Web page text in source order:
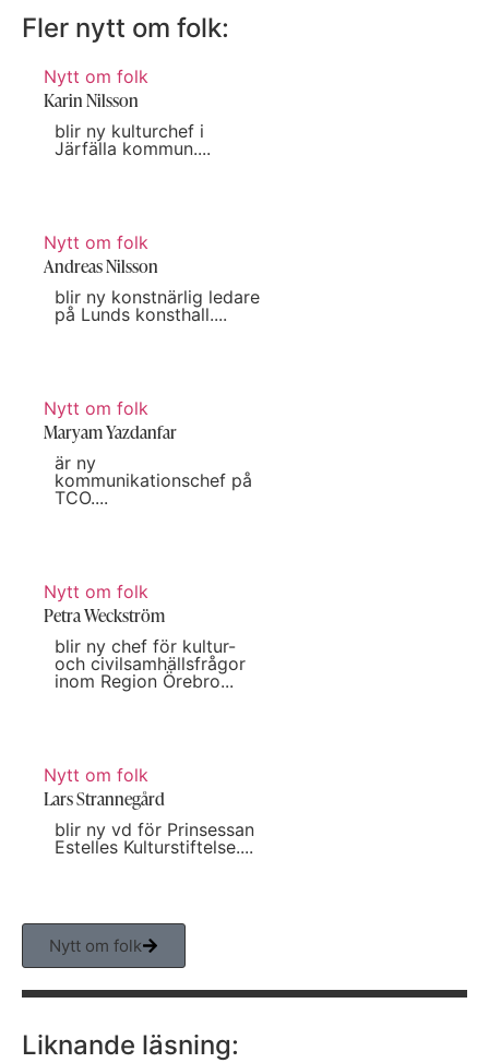
Fler nytt om folk:
Nytt om folk
Karin Nilsson
blir ny kulturchef i
Järfälla kommun....
Nytt om folk
Andreas Nilsson
blir ny konstnärlig ledare
på Lunds konsthall....
Nytt om folk
Maryam Yazdanfar
är ny
kommunikationschef på
TCO....
Nytt om folk
Petra Weckström
blir ny chef för kultur-
och civilsamhällsfrågor
inom Region Örebro...
Nytt om folk
Lars Strannegård
blir ny vd för Prinsessan
Estelles Kulturstiftelse....
Nytt om folk
Liknande läsning: